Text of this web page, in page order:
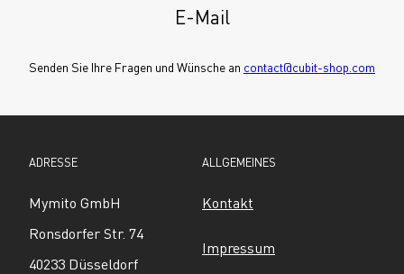
E-Mail
Senden Sie Ihre Fragen und Wünsche an contact@cubit-shop.com
ADRESSE
Mymito GmbH
Ronsdorfer Str. 74
40233 Düsseldorf
ALLGEMEINES
Kontakt
Impressum